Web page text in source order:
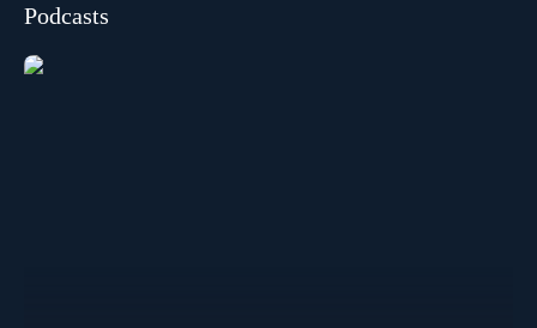
Podcasts